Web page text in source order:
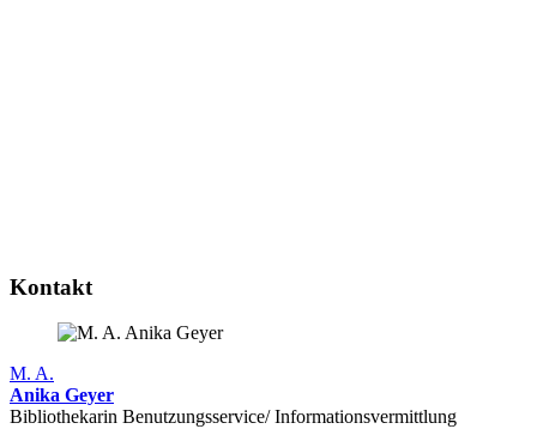
Kontakt
M. A.
Anika Geyer
Bibliothekarin Benutzungs­service/ Infor­mations­vermittlung